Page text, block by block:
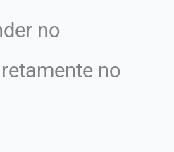
no
no